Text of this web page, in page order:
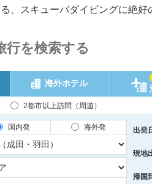
、スキューバダイビングに絶好
行を検索する
海外ホテル
2都市以上訪問（周遊）
国内発 海外発 出発
現地
帰国